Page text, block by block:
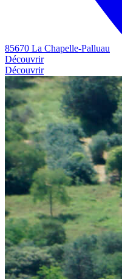
85670 La Chapelle-Palluau
Découvrir
Découvrir